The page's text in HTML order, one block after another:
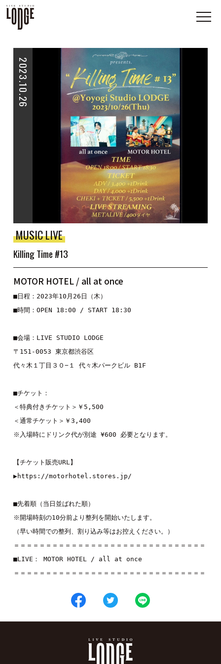
2023.10.26
MUSIC LIVE
Killing Time #13
MOTOR HOTEL / all at once
■日程：2023年10月26日（木）
■時間：OPEN 18:00 / START 18:30
■会場：LIVE STUDIO LODGE
〒151-0053 東京都渋谷区
代々木１丁目３０−１ 代々木パークビル B1F
■チケット：
＜特典付きチケット＞￥5,500
＜通常チケット＞￥3,400
※入場時にドリンク代が別途 ¥600 必要となります。
【チケット販売URL】
▶︎https://motorhotel.stores.jp/
■先着順（当日並ばれた順）
※開場時刻の10分前より整列を開始いたします。
（早い時間での整列、割り込み等はお控えください。）
＝＝＝＝＝＝＝＝＝＝＝＝＝＝＝＝＝＝＝＝＝＝＝＝＝＝＝＝＝＝
■LIVE： MOTOR HOTEL / all at once
＝＝＝＝＝＝＝＝＝＝＝＝＝＝＝＝＝＝＝＝＝＝＝＝＝＝＝＝＝＝